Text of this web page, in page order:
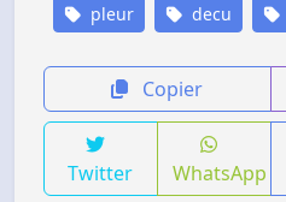
pleur decu
Copier
Twitter WhatsApp